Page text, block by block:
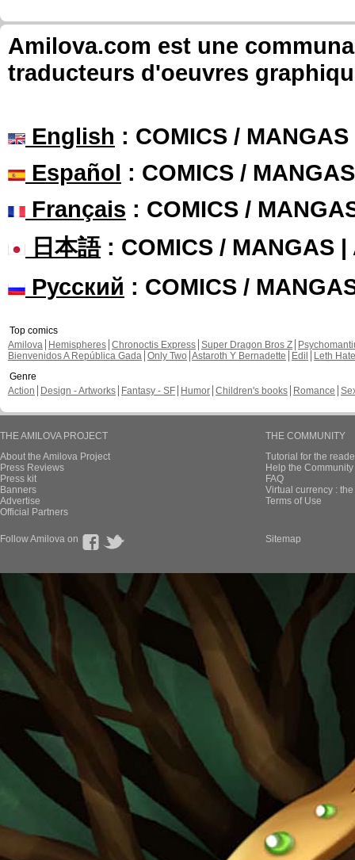
Amilova.com est une
traducteurs d'oeuvres
English : COMICS /
Español : COMICS /
Français : COMICS /
日本語: COMICS / MANGAS |
Русский : COMICS /
Top comics
Amilova
Hemispheres Chronoctis Express Super Dragon Bros Z
Bienvenidos A República Gada Only Two Astaroth Y Bernadette Edil
Leth Hate
Genre
Action
Design - Artworks Fantasy - SF Humor Children's books Romance
THE AMILOVA PROJECT
About the Amilova Project
Press Reviews
Press kit
Banners
Advertise
Official Partners
THE COMMUNITY
Tutorial for the
Help the
FAQ
Virtual currency :
Terms of Use
Follow Amilova on Sitemap